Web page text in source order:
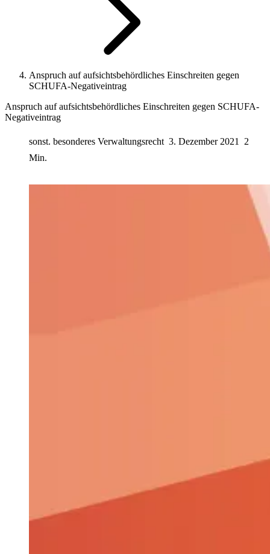
Anspruch auf aufsichtsbehördliches Einschreiten gegen
SCHUFA-Negativeintrag
Anspruch auf aufsichtsbehördliches Einschreiten gegen SCHUFA-
Negativeintrag
sonst. besonderes Verwaltungsrecht 3. Dezember 2021
2
Min.